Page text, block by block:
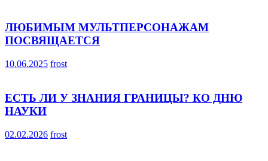
ЛЮБИМЫМ МУЛЬТПЕРСОНАЖАМ
ПОСВЯЩАЕТСЯ
10.06.2025 frost
ЕСТЬ ЛИ У ЗНАНИЯ ГРАНИЦЫ? КО ДНЮ
НАУКИ
02.02.2026 frost